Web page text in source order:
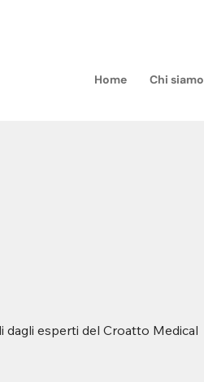
Home Chi siamo
esperti del Croatto Medical